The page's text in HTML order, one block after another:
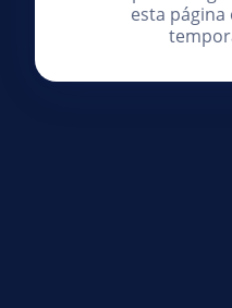
esta página